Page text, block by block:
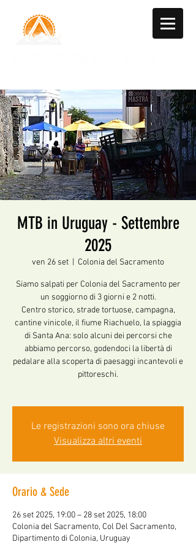
MTB in Uruguay - Settembre
2025
ven 26 set Colonia del Sacramento
Siamo salpati per Colonia del Sacramento per
un soggiorno di 3 giorni e 2 notti.
Centro storico, strade tortuose, campagna,
cantine vinicole, il fiume Riachuelo, la spiaggia
di Santa Ana: solo alcuni dei percorsi che
abbiamo percorso, godendoci la libertà di
pedalare alla scoperta di paesaggi incantevoli e
pittoreschi.
Le registrazioni sono ora chiuse
Visualizza altri eventi
Orario & Sede
26 set 2025, 19:00 – 28 set 2025, 18:00
Colonia del Sacramento, Col Del Sacramento,
Dipartimento di Colonia, Uruguay